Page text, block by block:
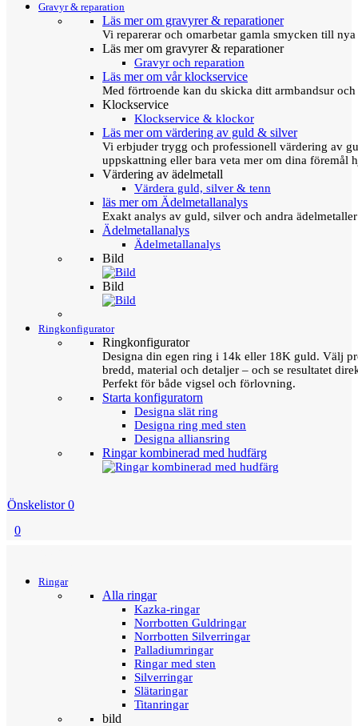
Gravyr & reparation
Läs mer om gravyrer & reparationer
Vi reparerar och omarbetar gamla smycken till
Läs mer om gravyrer & reparationer
Gravyr och reparation
Läs mer om vår klockservice
Med förtroende kan du skicka ditt armbandsur
Klockservice
Klockservice & klockor
Läs mer om värdering av guld & silver
Vi erbjuder trygg och professionell värdering av
uppskattning eller bara veta mer om dina föremål
Värdering av ädelmetall
Värdera guld, silver & tenn
läs mer om Ädelmetallanalys
Exakt analys av guld, silver och andra
Ädelmetallanalys
Ädelmetallanalys
Bild
Bild
Ringkonfigurator
Ringkonfigurator
Designa din egen ring i 14k eller 18K guld. Välj
bredd, material och detaljer – och se resultatet
Perfekt för både vigsel och förlovning.
Starta konfiguratorn
Designa slät ring
Designa ring med sten
Designa alliansring
Ringar kombinerad med hudfärg
Önskelistor 0
0
Ringar
Alla ringar
Kazka-ringar
Norrbotten Guldringar
Norrbotten Silverringar
Palladiumringar
Ringar med sten
Silverringar
Slätaringar
Titanringar
bild